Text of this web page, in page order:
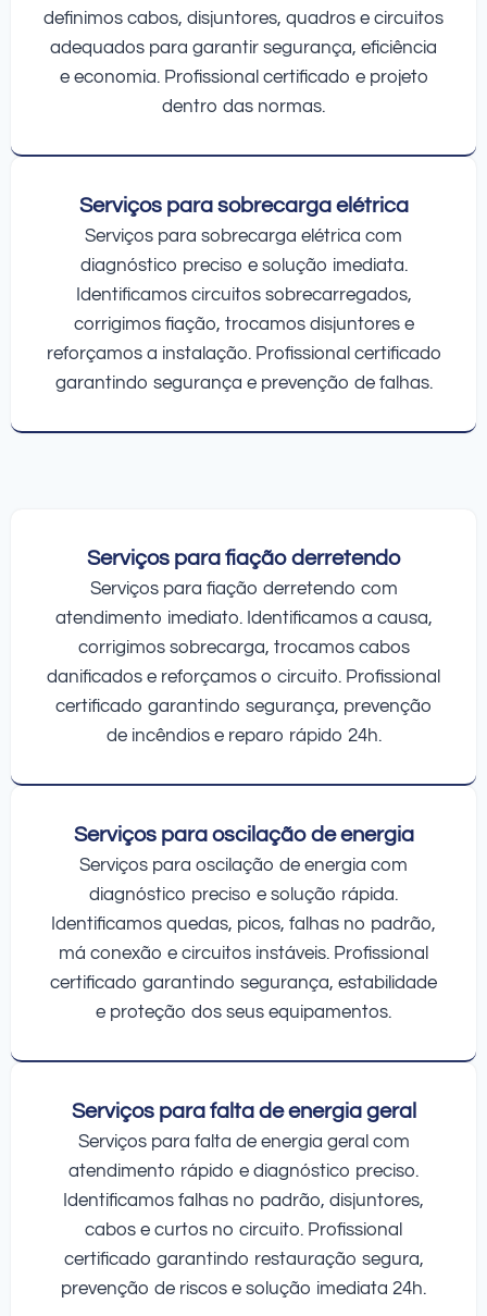
definimos cabos, disjuntores, quadros e circuitos
adequados para garantir segurança, eficiência
e economia. Profissional certificado e projeto
dentro das normas.
Serviços para sobrecarga elétrica
Serviços para sobrecarga elétrica com
diagnóstico preciso e solução imediata.
Identificamos circuitos sobrecarregados,
corrigimos fiação, trocamos disjuntores e
reforçamos a instalação. Profissional certificado
garantindo segurança e prevenção de falhas.
Serviços para fiação derretendo
Serviços para fiação derretendo com
atendimento imediato. Identificamos a causa,
corrigimos sobrecarga, trocamos cabos
danificados e reforçamos o circuito. Profissional
certificado garantindo segurança, prevenção
de incêndios e reparo rápido 24h.
Serviços para oscilação de energia
Serviços para oscilação de energia com
diagnóstico preciso e solução rápida.
Identificamos quedas, picos, falhas no padrão,
má conexão e circuitos instáveis. Profissional
certificado garantindo segurança, estabilidade
e proteção dos seus equipamentos.
Serviços para falta de energia geral
Serviços para falta de energia geral com
atendimento rápido e diagnóstico preciso.
Identificamos falhas no padrão, disjuntores,
cabos e curtos no circuito. Profissional
certificado garantindo restauração segura,
prevenção de riscos e solução imediata 24h.